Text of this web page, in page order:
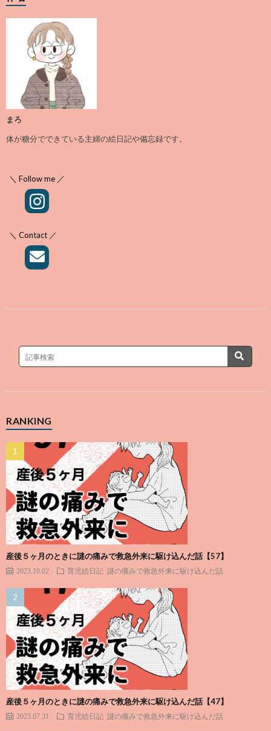
まろ
体が糖分でできている主婦の絵日記や備忘録です。
＼ Follow me ／
＼ Contact ／
RANKING
産後５ヶ月のときに謎の痛みで救急外来に駆け込んだ話【57】
2023.10.02 育児絵日記 謎の痛みで救急外来に駆け込んだ話
産後５ヶ月のときに謎の痛みで救急外来に駆け込んだ話【47】
2023.07.31 育児絵日記 謎の痛みで救急外来に駆け込んだ話